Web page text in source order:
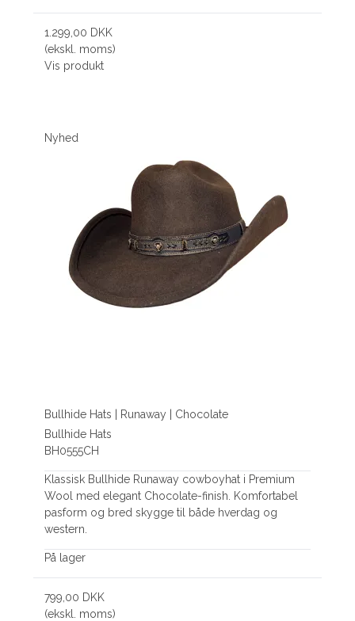
1.299,00 DKK
(ekskl. moms)
Vis produkt
Nyhed
Bullhide Hats | Runaway | Chocolate
Bullhide Hats
BH0555CH
Klassisk Bullhide Runaway cowboyhat i Premium
Wool med elegant Chocolate-finish. Komfortabel
pasform og bred skygge til både hverdag og
western.
På lager
799,00 DKK
(ekskl. moms)